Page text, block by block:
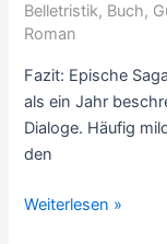
Belletristik, Buch,
Roman
Fazit: Epische
als ein Jahr
Dialoge. Häufig
den
Rezension:
Weiterlesen »